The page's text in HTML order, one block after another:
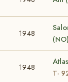
1948
1948
T-